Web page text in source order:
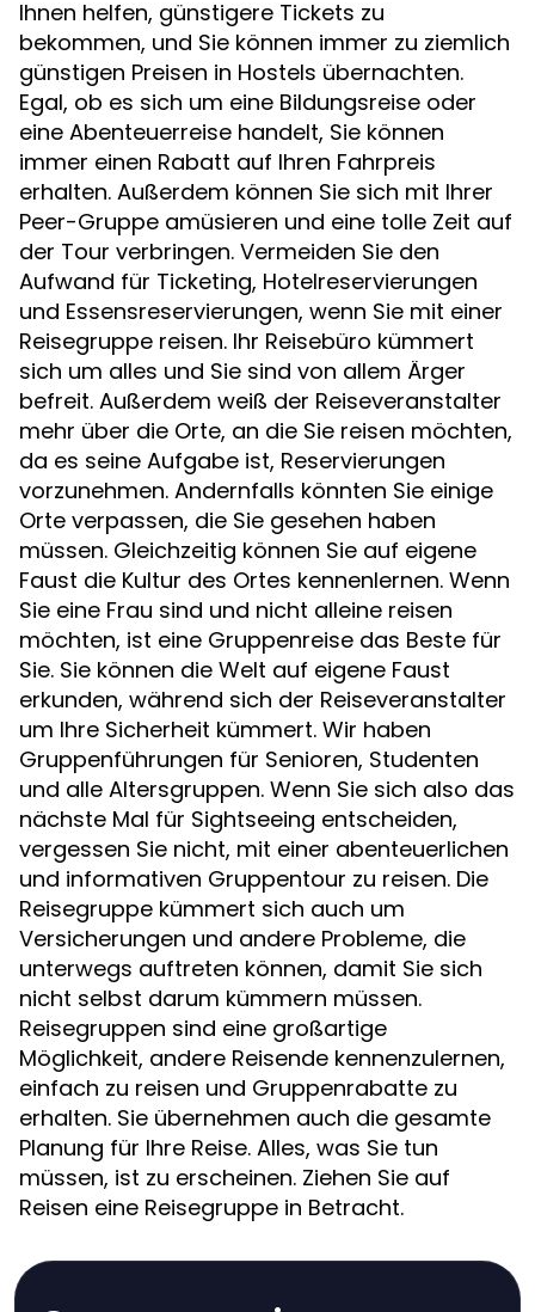
Ihnen helfen, günstigere Tickets zu
bekommen, und Sie können immer zu ziemlich
günstigen Preisen in Hostels übernachten.
Egal, ob es sich um eine Bildungsreise oder
eine Abenteuerreise handelt, Sie können
immer einen Rabatt auf Ihren Fahrpreis
erhalten. Außerdem können Sie sich mit Ihrer
Peer-Gruppe amüsieren und eine tolle Zeit auf
der Tour verbringen. Vermeiden Sie den
Aufwand für Ticketing, Hotelreservierungen
und Essensreservierungen, wenn Sie mit einer
Reisegruppe reisen. Ihr Reisebüro kümmert
sich um alles und Sie sind von allem Ärger
befreit. Außerdem weiß der Reiseveranstalter
mehr über die Orte, an die Sie reisen möchten,
da es seine Aufgabe ist, Reservierungen
vorzunehmen. Andernfalls könnten Sie einige
Orte verpassen, die Sie gesehen haben
müssen. Gleichzeitig können Sie auf eigene
Faust die Kultur des Ortes kennenlernen. Wenn
Sie eine Frau sind und nicht alleine reisen
möchten, ist eine Gruppenreise das Beste für
Sie. Sie können die Welt auf eigene Faust
erkunden, während sich der Reiseveranstalter
um Ihre Sicherheit kümmert. Wir haben
Gruppenführungen für Senioren, Studenten
und alle Altersgruppen. Wenn Sie sich also das
nächste Mal für Sightseeing entscheiden,
vergessen Sie nicht, mit einer abenteuerlichen
und informativen Gruppentour zu reisen. Die
Reisegruppe kümmert sich auch um
Versicherungen und andere Probleme, die
unterwegs auftreten können, damit Sie sich
nicht selbst darum kümmern müssen.
Reisegruppen sind eine großartige
Möglichkeit, andere Reisende kennenzulernen,
einfach zu reisen und Gruppenrabatte zu
erhalten. Sie übernehmen auch die gesamte
Planung für Ihre Reise. Alles, was Sie tun
müssen, ist zu erscheinen. Ziehen Sie auf
Reisen eine Reisegruppe in Betracht.